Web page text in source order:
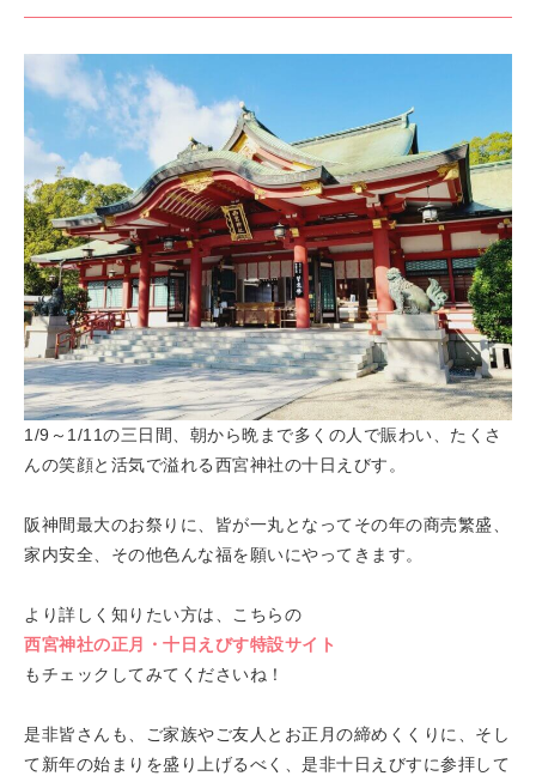
1/9～1/11の三日間、朝から晩まで多くの人で賑わい、たくさ
んの笑顔と活気で溢れる西宮神社の十日えびす。
阪神間最大のお祭りに、皆が一丸となってその年の商売繁盛、
家内安全、その他色んな福を願いにやってきます。
より詳しく知りたい方は、こちらの
西宮神社の正月・十日えびす特設サイト
もチェックしてみてくださいね！
是非皆さんも、ご家族やご友人とお正月の締めくくりに、そし
て新年の始まりを盛り上げるべく、是非十日えびすに参拝して